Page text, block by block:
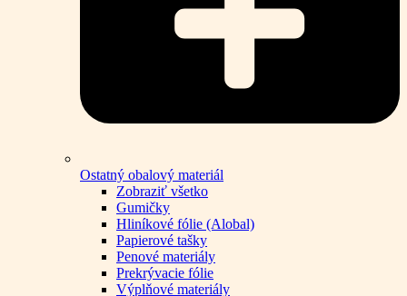
Ostatný obalový materiál
Zobraziť všetko
Gumičky
Hliníkové fólie (Alobal)
Papierové tašky
Penové materiály
Prekrývacie fólie
Výplňové materiály